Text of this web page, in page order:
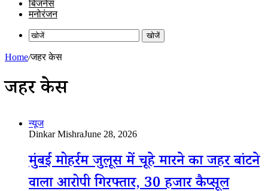
बिजनेस
मनोरंजन
खोजें
Home/जहर केस
जहर केस
न्यूज
Dinkar MishraJune 28, 2026
मुंबई मोहर्रम जुलूस में चूहे मारने का जहर बांटने
वाला आरोपी गिरफ्तार, 30 हजार कैप्सूल